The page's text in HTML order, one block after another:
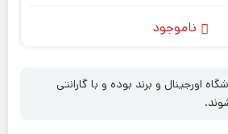
ناموجود
اورجینال و برند بوده و با گارانتی